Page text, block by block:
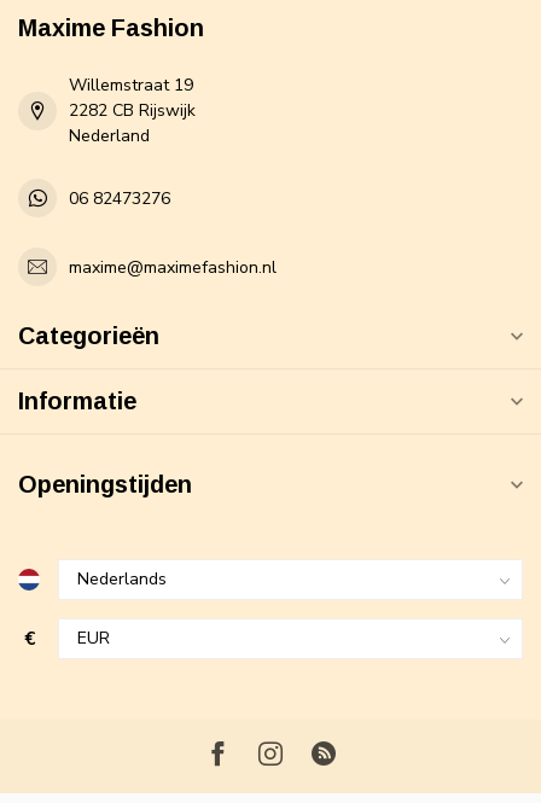
Maxime Fashion
Willemstraat 19
2282 CB Rijswijk
Nederland
06 82473276
maxime@maximefashion.nl
Categorieën
Informatie
Openingstijden
€